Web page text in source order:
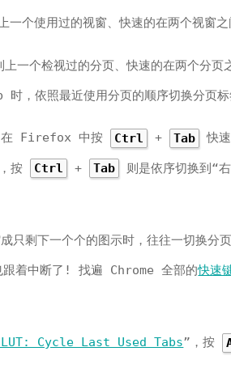
一个使用过的视窗、快速的在两个视窗之
上一个检视过的分页、快速的在两个分
，依照最近使用分页的顺序切换分页标
在 Firefox 中按 Ctrl + Tab 快
按 Ctrl + Tab 则是依序切换到“
只剩下一个个的图示时，往往一切换分
跟着中断了! 找遍 Chrome 全部的快速
Cycle Last Used Tabs”，按